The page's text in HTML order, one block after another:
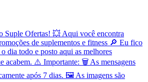
Suple Ofertas! 💥 Aqui você encontra
de suplementos e fitness 🔎 Eu fico
dia todo e posto aqui as melhores
acabem. ⚠️ Importante: 🗑️ As mensagens
após 7 dias. 🖼️ As imagens são